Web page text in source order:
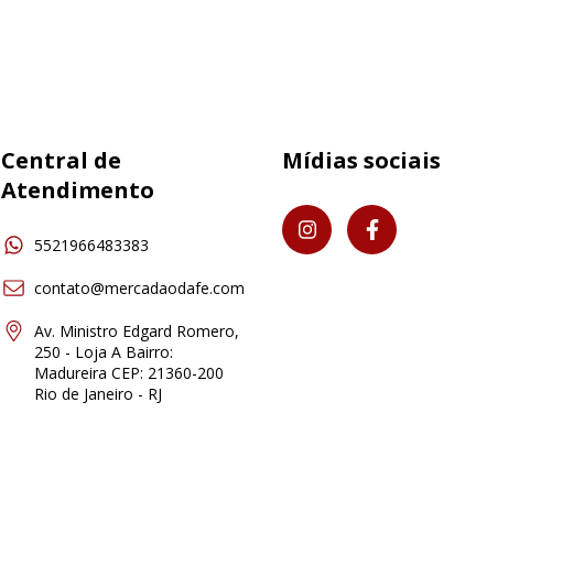
Central de
Atendimento
5521966483383
contato@mercadaodafe.com
Av. Ministro Edgard Romero,
250 - Loja A Bairro:
Madureira CEP: 21360-200
Rio de Janeiro - RJ
Mídias sociais